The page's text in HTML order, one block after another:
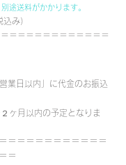
途送料がかかります。
み）
＝＝＝＝＝＝＝＝＝＝＝＝
業日以内」に代金のお振込
ヶ月以内の予定となりま
＝＝＝＝＝＝＝＝＝＝＝
＝